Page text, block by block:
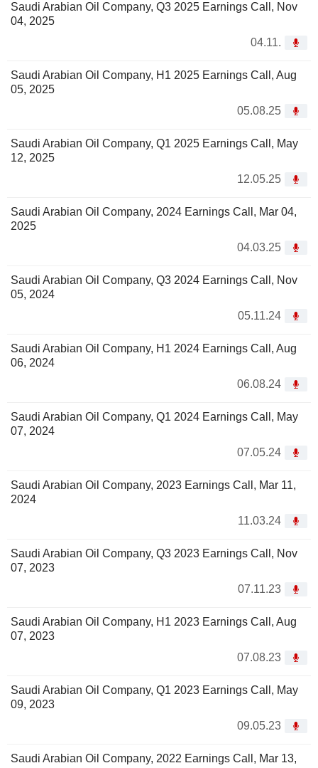
Saudi Arabian Oil Company, Q3 2025 Earnings Call, Nov
04, 2025
04.11.
Saudi Arabian Oil Company, H1 2025 Earnings Call, Aug
05, 2025
05.08.25
Saudi Arabian Oil Company, Q1 2025 Earnings Call, May
12, 2025
12.05.25
Saudi Arabian Oil Company, 2024 Earnings Call, Mar 04,
2025
04.03.25
Saudi Arabian Oil Company, Q3 2024 Earnings Call, Nov
05, 2024
05.11.24
Saudi Arabian Oil Company, H1 2024 Earnings Call, Aug
06, 2024
06.08.24
Saudi Arabian Oil Company, Q1 2024 Earnings Call, May
07, 2024
07.05.24
Saudi Arabian Oil Company, 2023 Earnings Call, Mar 11,
2024
11.03.24
Saudi Arabian Oil Company, Q3 2023 Earnings Call, Nov
07, 2023
07.11.23
Saudi Arabian Oil Company, H1 2023 Earnings Call, Aug
07, 2023
07.08.23
Saudi Arabian Oil Company, Q1 2023 Earnings Call, May
09, 2023
09.05.23
Saudi Arabian Oil Company, 2022 Earnings Call, Mar 13,